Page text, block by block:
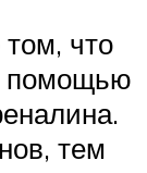
что
помощью
тем